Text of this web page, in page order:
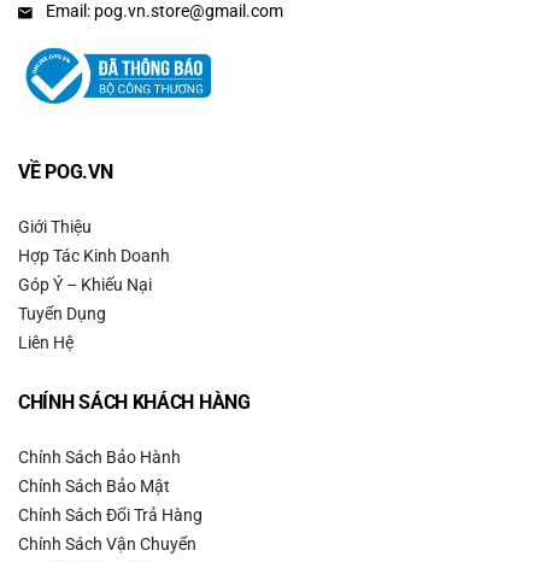
Email: pog.vn.store@gmail.com
VỀ POG.VN
Giới Thiệu
Hợp Tác Kinh Doanh
Góp Ý – Khiếu Nại
Tuyển Dụng
Liên Hệ
CHÍNH SÁCH KHÁCH HÀNG
Chính Sách Bảo Hành
Chính Sách Bảo Mật
Chính Sách Đổi Trả Hàng
Chính Sách Vận Chuyển